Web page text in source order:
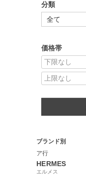
分類
価格帯
ブランド別
ア行
HERMES
エルメス